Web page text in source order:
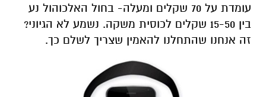
עומדת על 70 שקלים ומעלה- בחול האלכוהול נע
בין 15-50 שקלים לכוסית משקה. נשמע לא הגיוני?
זה אנחנו שהתחלנו להאמין שצריך לשלם כך.